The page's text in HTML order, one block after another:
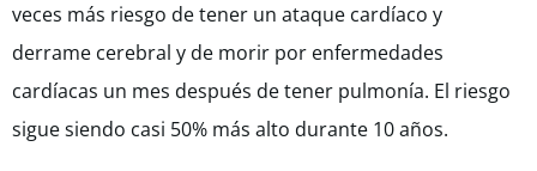
veces más riesgo de tener un ataque cardíaco y
derrame cerebral y de morir por enfermedades
cardíacas un mes después de tener pulmonía. El riesgo
sigue siendo casi 50% más alto durante 10 años.